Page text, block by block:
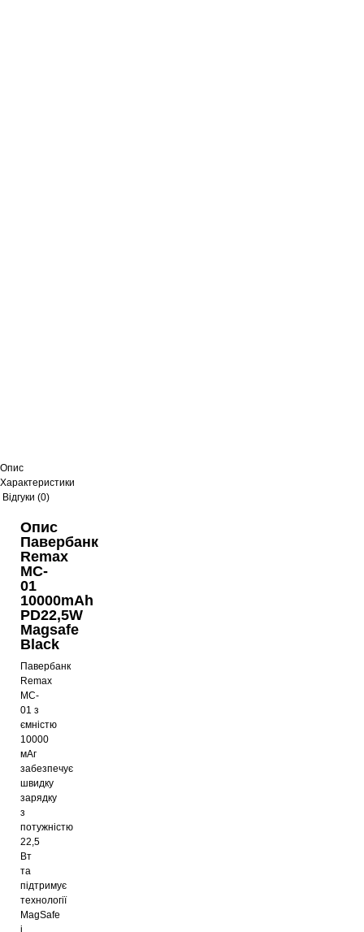
Опис
Характеристики
Відгуки (0)
Опис
Павербанк
Remax
MC-
01
10000mAh
PD22,5W
Magsafe
Black
Павербанк
Remax
MC-
01 з
ємністю
10000
мАг
забезпечує
швидку
зарядку
з
потужністю
22,5
Вт
та
підтримує
технології
MagSafe
і